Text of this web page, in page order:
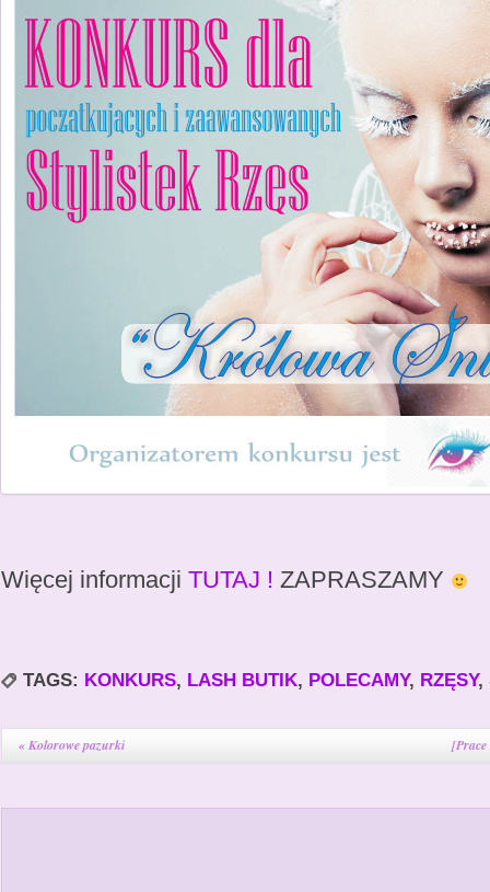
Więcej informacji TUTAJ ! ZAPRASZAMY
TAGS: KONKURS, LASH BUTIK, POLECAMY, RZĘSY,
«Kolorowe pazurki